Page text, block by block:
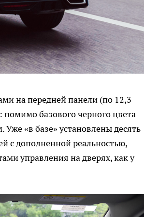
на передней панели (по 12,3
базового черного цвета
«в базе» установлены десять
с дополненной реальностью,
управления на дверях, как у